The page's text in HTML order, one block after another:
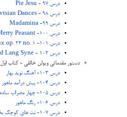
درس 97 - Pie Jesu
درس 98 - Polovtsian Dances
درس 99- Madamina
درس 100- The Merry Peasant
درس 101- Les berceaux op. 23 no. 1
درس 102 - Auld Lang Syne
دستور مقدماتی ویولن خالقی - کتاب اول
درس 103- آهنگ نوید بهار
درس 104- پیش درآمد ماهور
درس 105- چهار مضراب ساده
درس 106- رنگ ماهور
درس 107- نت های کوچک بخش اول